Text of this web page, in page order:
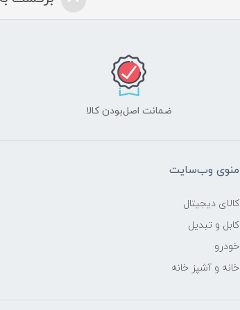
ضمانت اصل‌بودن کالا
منوی وب‌سایت
کالای دیجیتال
کابل و تبدیل
خودرو
خانه و آشپز خانه